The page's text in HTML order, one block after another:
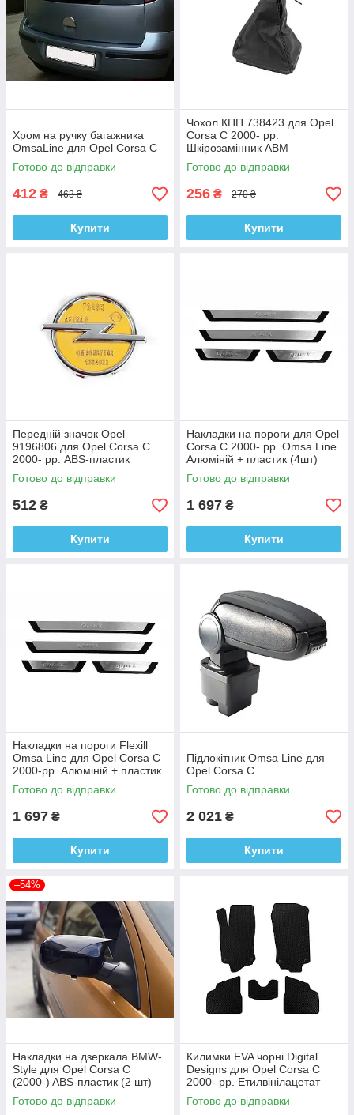
Хром на ручку багажника
OmsaLine для Opel Corsa C
Готово до відправки
412 ₴ 463 ₴
Купити
Чохол КПП 738423 для Opel
Corsa C 2000- рр.
Шкірозамінник ABM
Готово до відправки
256 ₴ 270 ₴
Купити
Передній значок Opel
9196806 для Opel Corsa C
2000- рр. ABS-пластик
Готово до відправки
512 ₴
Купити
Накладки на пороги для Opel
Corsa C 2000- рр. Оmsa Line
Алюміній + пластик (4шт)
Готово до відправки
1 697 ₴
Купити
Накладки на пороги Flexill
Omsa Line для Opel Corsa C
2000-рр. Алюміній + пластик
(4шт)
Готово до відправки
1 697 ₴
Купити
Підлокітник Omsa Line для
Opel Corsa C
Готово до відправки
2 021 ₴
Купити
–54%
Накладки на дзеркала BMW-
Style для Opel Corsa C
(2000-) ABS-пластик (2 шт)
Готово до відправки
Килимки EVA чорні Digital
Designs для Opel Corsa C
2000- рр. Етилвінілацетат
Готово до відправки